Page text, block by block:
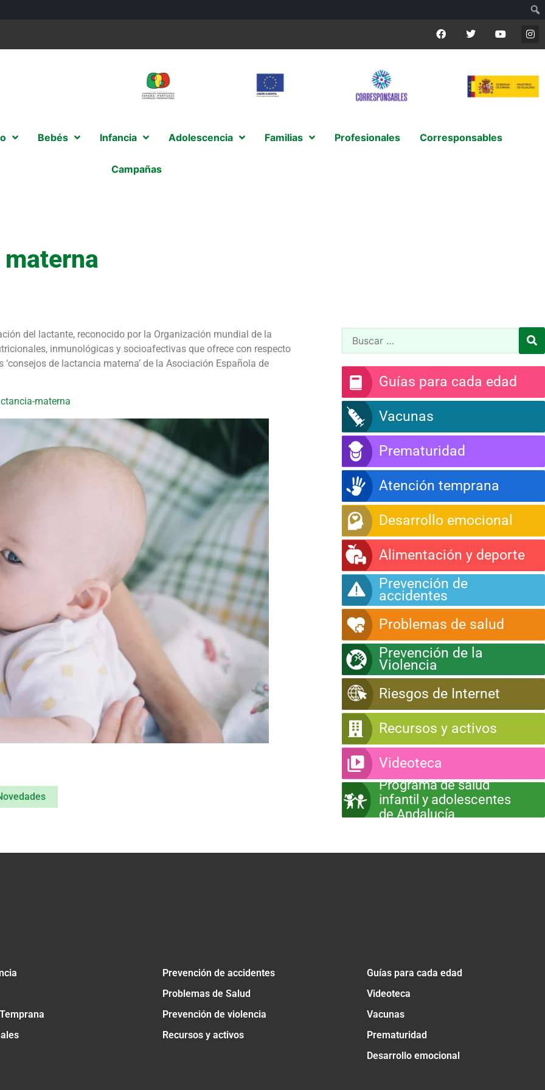
Bebés Infancia Adolescencia Familias Profesionales Corresponsables
Campañas
del lactante, reconocido por la Organización mundial de la
inmunológicas y socioafectivas que ofrece con respecto
de lactancia materna’ de la Asociación Española de
materna
Guías para cada edad
Vacunas
Prematuridad
Atención temprana
Desarrollo emocional
Alimentación y deporte
Prevención de
accidentes
Problemas de salud
Prevención de la
Violencia
Riesgos de Internet
Recursos y activos
Videoteca
Programa de salud
infantil y adolescentes
de Andalucía
Prevención de accidentes
Problemas de Salud
Prevención de violencia
Recursos y activos
Guías para cada edad
Videoteca
Vacunas
Prematuridad
Desarrollo emocional